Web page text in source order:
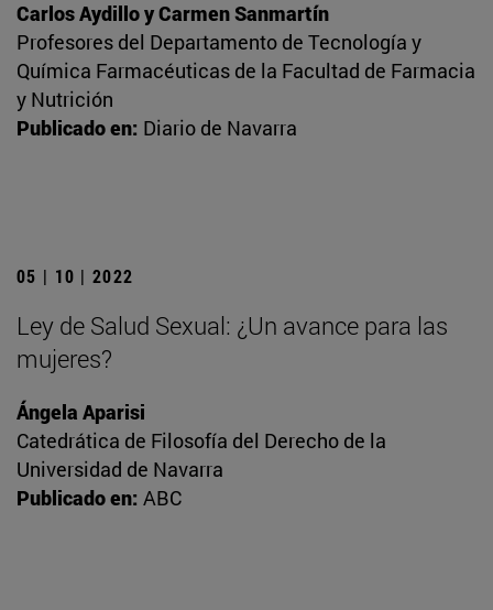
Carlos Aydillo y Carmen Sanmartín
Profesores del Departamento de Tecnología y
Química Farmacéuticas de la Facultad de Farmacia
y Nutrición
Publicado en: Diario de Navarra
05 | 10 | 2022
Ley de Salud Sexual: ¿Un avance para las
mujeres?
Ángela Aparisi
Catedrática de Filosofía del Derecho de la
Universidad de Navarra
Publicado en: ABC